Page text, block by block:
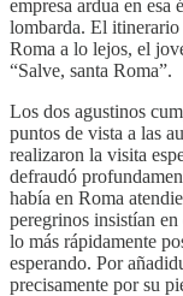
empresa ardua en esa
lombarda. El
Roma a lo lejos, el
“Salve, santa Roma”.
Los dos agustinos
puntos de vista a las
realizaron la visita
defraudó
había en Roma
peregrinos insistían
lo más rápidamente
esperando. Por
precisamente por su